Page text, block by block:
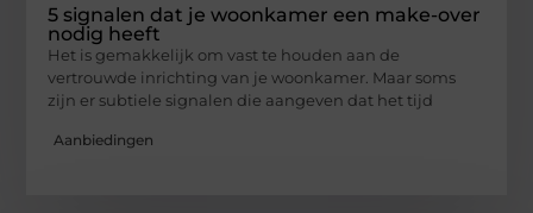
5 signalen dat je woonkamer een make-over
nodig heeft
Het is gemakkelijk om vast te houden aan de
vertrouwde inrichting van je woonkamer. Maar soms
zijn er subtiele signalen die aangeven dat het tijd
Aanbiedingen